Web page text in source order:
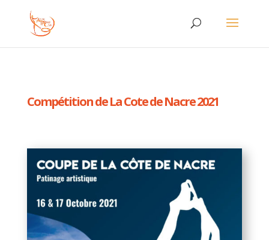
Compétition de La Cote de Nacre 2021